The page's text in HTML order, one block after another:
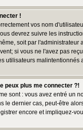
!
vos nom
devrez suivre les
soit par
si vous ne l'avez pas
utilisateurs
peux plus me connecter ?!
sont : vous avez entré un
le dernier cas, peut-être
encore et impliquez-